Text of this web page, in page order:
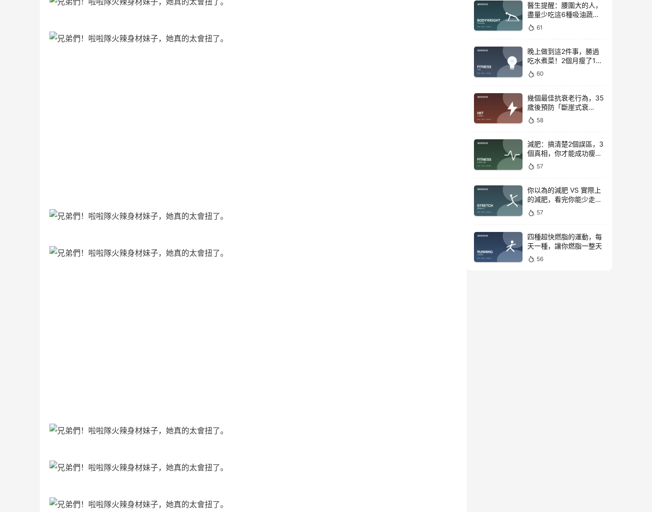
醫生提醒：腰圍大的人，
盡量少吃這6種吸油蔬
菜！61
晚上做到這2件事，勝過
吃水煮菜！2個月瘦了15
斤，腰圍下降6cm
60
幾個最佳抗衰老行為，35
歲後預防「斷崖式衰
老」！
58
減肥：搞清楚2個誤區，3
個真相，你才能成功瘦下
來！57
你以為的減肥 VS 實際上
的減肥，看完你能少走彎
路
57
四種超快燃脂的運動，每
天一種，讓你燃脂一整天
56